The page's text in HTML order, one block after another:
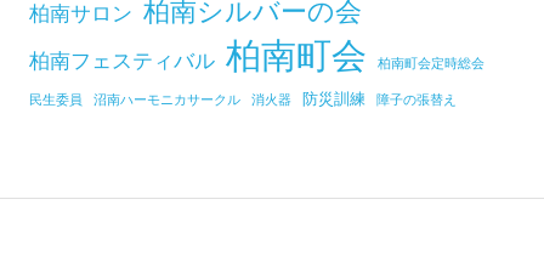
柏南サロン 柏南シルバーの会
柏南フェスティバル 柏南町会
柏南町会定時総会
民生委員
沼南ハーモニカサークル 消火器 防災訓練 障子の張替え